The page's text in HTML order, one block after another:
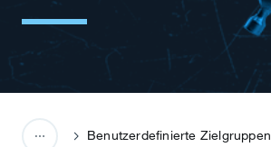
Benutzerdefinierte Zielgruppen